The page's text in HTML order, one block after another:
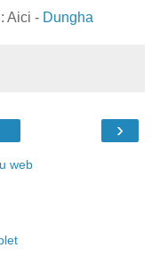
Aici - Dungha
›
web